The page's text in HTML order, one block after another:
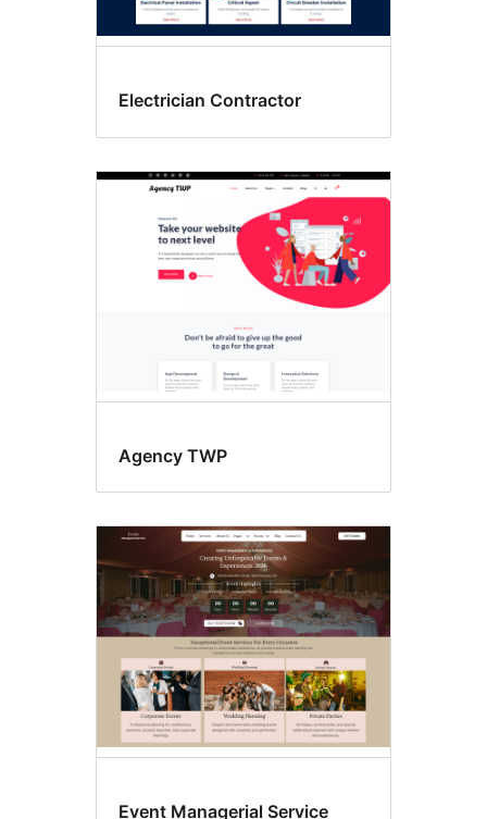
Electrician Contractor
Agency TWP
Event Managerial Service